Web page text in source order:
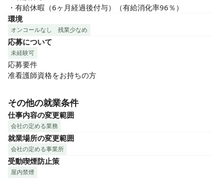
・有給休暇（6ヶ月経過後付与）（有給消化率96％）
環境
オンコールなし 残業少なめ
応募について
未経験可
応募要件
准看護師資格をお持ちの方
その他の就業条件
仕事内容の変更範囲
会社の定める業務
就業場所の変更範囲
会社の定める事業所
受動喫煙防止策
屋内禁煙